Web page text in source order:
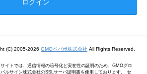
(C) 2005-2026 GMOペパボ株式会社 All Rights Reserved.
サイトでは、通信情報の暗号化と実在性の証明のため、GMOグロ
ルサイン株式会社のSSLサーバ証明書を使用しております。 セ